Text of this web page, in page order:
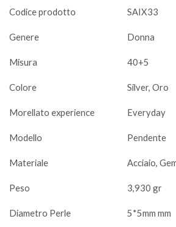
Codice prodotto SAIX33
Genere Donna
Misura 40+5
Colore Silver, Oro
Morellato experience Everyday
Modello Pendente
Materiale Acciaio,
Peso 3,930 gr
Diametro Perle 5*5mm mm